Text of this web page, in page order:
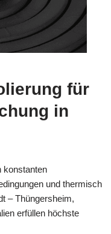
für
in
konstanten
und thermisch
– Thüngersheim,
erfüllen höchste